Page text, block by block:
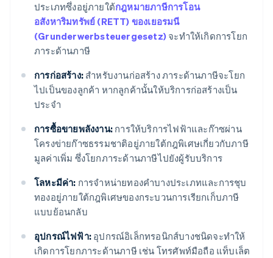
ประเภทซึ่งอยู่ภายใต้กฎหมายภาษีการโอน
อสังหาริมทรัพย์ (RETT) ของเยอรมนี
(Grunderwerbsteuergesetz) จะทำให้เกิดการโยก
ภาระด้านภาษี
การก่อสร้าง: สำหรับงานก่อสร้าง ภาระด้านภาษีจะโยก
ไปเป็นของลูกค้า หากลูกค้านั้นให้บริการก่อสร้างเป็น
ประจำ
การซื้อขายพลังงาน: การให้บริการไฟฟ้าและก๊าซผ่าน
โครงข่ายก๊าซธรรมชาติอยู่ภายใต้กฎพิเศษเกี่ยวกับภาษี
มูลค่าเพิ่ม ซึ่งโยกภาระด้านภาษีไปยังผู้รับบริการ
โลหะมีค่า: การจำหน่ายทองคำบางประเภทและการชุบ
ทองอยู่ภายใต้กฎพิเศษของกระบวนการเรียกเก็บภาษี
แบบย้อนกลับ
อุปกรณ์ไฟฟ้า: อุปกรณ์อิเล็กทรอนิกส์บางชนิดจะทำให้
เกิดการโยกภาระด้านภาษี เช่น โทรศัพท์มือถือ แท็บเล็ต